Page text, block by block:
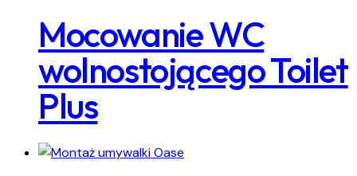
Mocowanie WC
wolnostojącego Toilet
Plus